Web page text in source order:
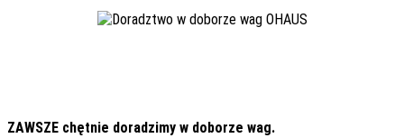
ZAWSZE chętnie doradzimy w doborze wag.